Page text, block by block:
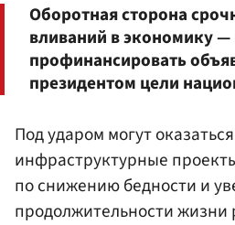
Оборотная сторона
вливаний в экономику
профинансировать
президентом цели
Под ударом могут
инфраструктурные
по снижению бедности и
продолжительности жизни